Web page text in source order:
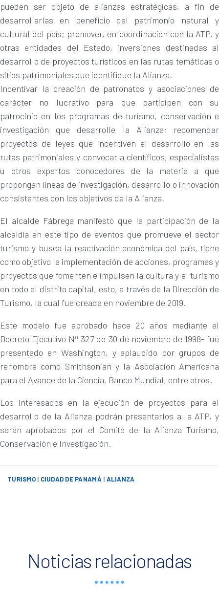
pueden ser objeto de alianzas estratégicas, a fin de
desarrollarlas en beneficio del patrimonio natural y
cultural del país; promover, en coordinación con la ATP, y
otras entidades del Estado, inversiones destinadas al
desarrollo de proyectos turísticos en las rutas temáticas o
sitios patrimoniales que identifique la Alianza.
Incentivar la creación de patronatos y asociaciones de
carácter no lucrativo para que participen con su
patrocinio en los programas de turismo, conservación e
investigación que desarrolle la Alianza; recomendar
proyectos de leyes que incentiven el desarrollo en las
rutas patrimoniales y convocar a científicos, especialistas
u otros expertos conocedores de la materia a que
propongan líneas de investigación, desarrollo o innovación
consistentes con los objetivos de la Alianza.
El alcalde Fábrega manifestó que la participación de la
alcaldía en este tipo de eventos que promueve el sector
turismo y busca la reactivación económica del país, tiene
como objetivo la implementación de acciones, programas y
proyectos que fomenten e impulsen la cultura y el turismo
en todo el distrito capital, esto, a través de la Dirección de
Turismo, la cual fue creada en noviembre de 2019.
Este modelo fue aprobado hace 20 años mediante el
Decreto Ejecutivo Nº 327 de 30 de noviembre de 1998- fue
presentado en Washington, y aplaudido por grupos de
renombre como Smithsonian y la Asociación Americana
para el Avance de la Ciencia, Banco Mundial, entre otros.
Los interesados en la ejecución de proyectos para el
desarrollo de la Alianza podrán presentarlos a la ATP, y
serán aprobados por el Comité de la Alianza Turismo,
Conservación e Investigación.
TURISMO| CIUDAD DE PANAMÁ | ALIANZA
Noticias relacionadas